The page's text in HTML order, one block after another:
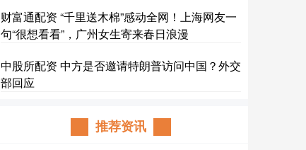
财富通配资 “千里送木棉”感动全网！上海网友一
句“很想看看”，广州女生寄来春日浪漫
中股所配资 中方是否邀请特朗普访问中国？外交
部回应
推荐资讯